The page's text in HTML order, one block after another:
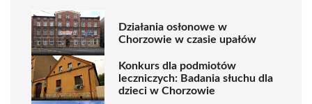
Działania osłonowe w
Chorzowie w czasie upałów
Konkurs dla podmiotów
leczniczych: Badania słuchu dla
dzieci w Chorzowie